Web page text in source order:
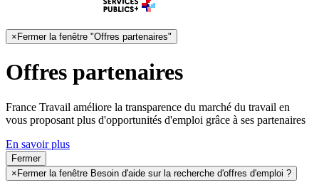
× Fermer la fenêtre "Offres partenaires"
Offres partenaires
France Travail améliore la transparence du marché du travail en
vous proposant plus d'opportunités d'emploi grâce à ses partenaires
En savoir plus
Fermer
× Fermer la fenêtre Besoin d'aide sur la recherche d'offres d'emploi ?